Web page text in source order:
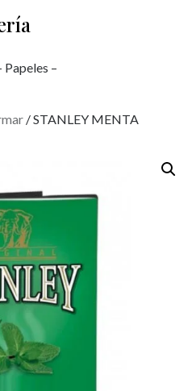
–
/ STANLEY MENTA